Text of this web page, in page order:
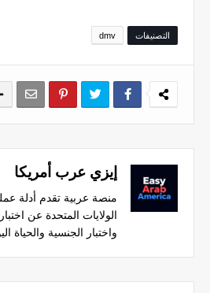
التصنيفات dmv
إيزي عرب أمريكا
منصة عربية تقدم أدلة
واختبار الجنسية والحياة